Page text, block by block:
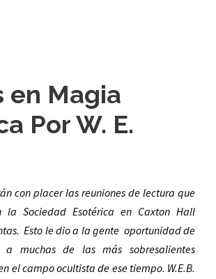
en Magia
Por W. E.
con placer las reuniones de lectura que
la Sociedad Esotérica en Caxton Hall
Esto le dio a la gente oportunidad de
a muchas de las más sobresalientes
el campo ocultista de ese tiempo. W.E.B.